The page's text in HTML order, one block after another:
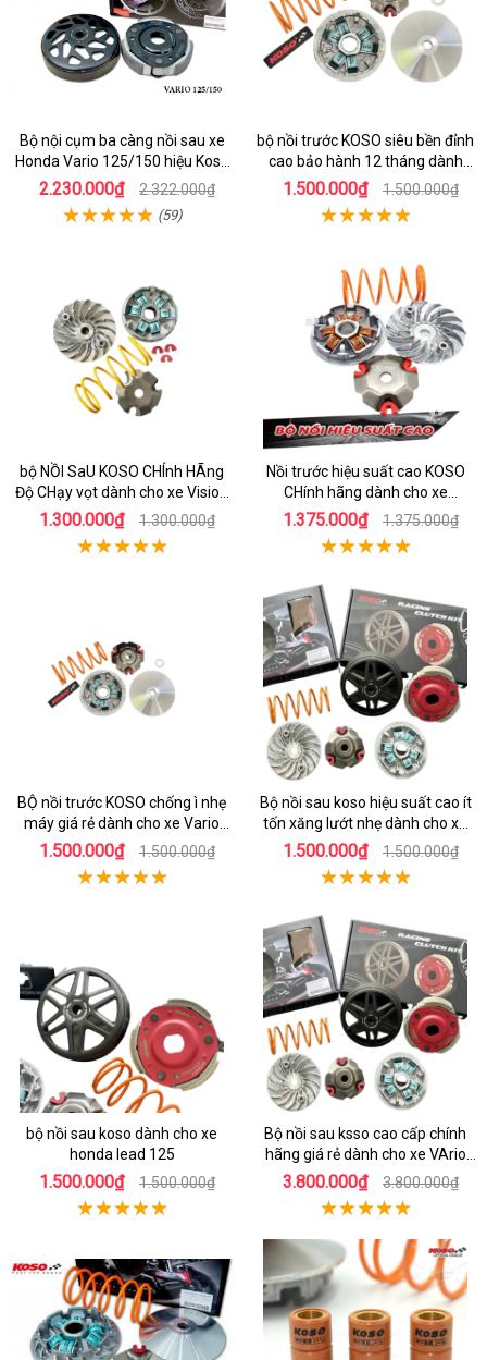
Bộ nội cụm ba càng nồi sau xe
Honda Vario 125/150 hiệu Koso
Đài Loan
2.230.000₫ 2.322.000₫
(59)
bộ nồi trước KOSO siêu bền đỉnh
cao bảo hành 12 tháng dành
cho xe Air Blade 160
1.500.000₫ 1.500.000₫
bộ NỒI SaU KOSO CHÍnh HÃng
Độ CHạy vọt dành cho xe Vision
110
1.300.000₫ 1.300.000₫
Nồi trước hiệu suất cao KOSO
CHính hãng dành cho xe
AirBlade 125
1.375.000₫ 1.375.000₫
BỘ nồi trước KOSO chống ì nhẹ
máy giá rẻ dành cho xe Vario
160
1.500.000₫ 1.500.000₫
Bộ nồi sau koso hiệu suất cao ít
tốn xăng lướt nhẹ dành cho xe
honda AIrblade 150
1.500.000₫ 1.500.000₫
bộ nồi sau koso dành cho xe
honda lead 125
1.500.000₫ 1.500.000₫
Bộ nồi sau ksso cao cấp chính
hãng giá rẻ dành cho xe VArio
160
3.800.000₫ 3.800.000₫